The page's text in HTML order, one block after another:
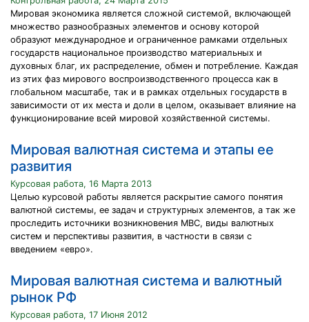
Мировая экономика является сложной системой, включающей
множество разнообразных элементов и основу которой
образуют международное и ограниченное рамками отдельных
государств национальное производство материальных и
духовных благ, их распределение, обмен и потребление. Каждая
из этих фаз мирового воспроизводственного процесса как в
глобальном масштабе, так и в рамках отдельных государств в
зависимости от их места и доли в целом, оказывает влияние на
функционирование всей мировой хозяйственной системы.
Мировая валютная система и этапы ее
развития
Курсовая работа, 16 Марта 2013
Целью курсовой работы является раскрытие самого понятия
валютной системы, ее задач и структурных элементов, а так же
проследить источники возникновения МВС, виды валютных
систем и перспективы развития, в частности в связи с
введением «евро».
Мировая валютная система и валютный
рынок РФ
Курсовая работа, 17 Июня 2012